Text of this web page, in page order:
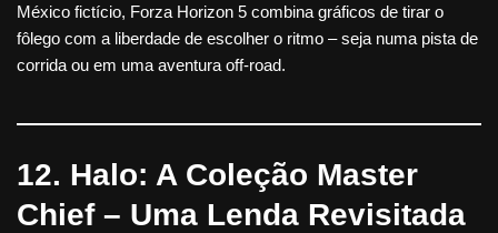
México fictício, Forza Horizon 5 combina gráficos de tirar o
fôlego com a liberdade de escolher o ritmo – seja numa pista de
corrida ou em uma aventura off-road.
12. Halo: A Coleção Master
Chief – Uma Lenda Revisitada